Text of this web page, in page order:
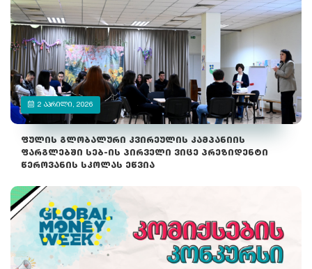
2 ᲐᲞᲠᲘᲚᲘ, 2026
ფულის გლობალური კვირეულის კამპანიის
ფარგლებში სებ-ის პირველი ვიცე პრეზიდენტი
წეროვანის სკოლას ეწვია